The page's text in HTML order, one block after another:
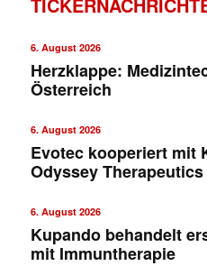
6. August 2026
Herzklappe:
Österreich
6. August 2026
Evotec kooperiert mit
Odyssey Therapeutics
6. August 2026
Kupando behandelt
mit Immuntherapie